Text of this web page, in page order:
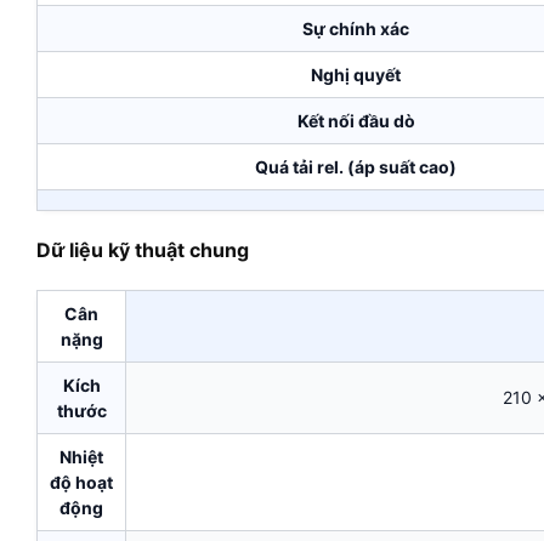
Sự chính xác
Nghị quyết
Kết nối đầu dò
Quá tải rel. (áp suất cao)
Dữ liệu kỹ thuật chung
Cân
nặng
Kích
thước
210
Nhiệt
độ hoạt
động